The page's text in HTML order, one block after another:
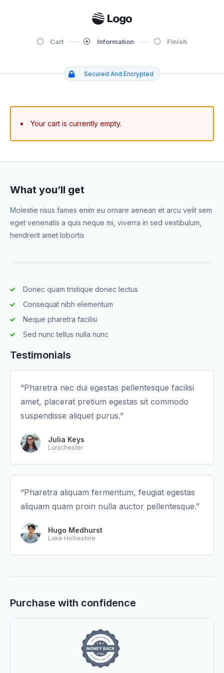
Cart Information Finish
Secured And Encrypted
Your cart is currently empty.
What you’ll get
Molestie risus fames enim eu ornare aenean et arcu velit sem
eget venenatis a quis neque mi, viverra in sed vestibulum,
hendrerit amet lobortis
Donec quam tristique donec lectus
Consequat nibh elementum
Neque pharetra facilisi
Sed nunc tellus nulla nunc
Testimonials
“Pharetra nec dui egestas pellentesque facilisi
amet, placerat pretium egestas sit commodo
suspendisse aliquet purus.”
Julia Keys
Lurachester
“Pharetra aliquam fermentum, feugiat egestas
aliquam quam proin nulla auctor pellentesque.”
Hugo Medhurst
Lake Hollieshire
Purchase with confidence